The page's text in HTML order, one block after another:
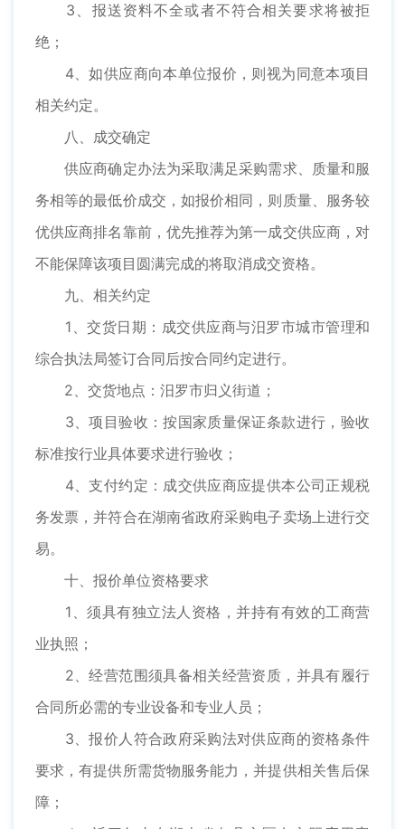
3、报送资料不全或者不符合相关要求将被拒
绝；
4、如供应商向本单位报价，则视为同意本项目
相关约定。
八、成交确定
供应商确定办法为采取满足采购需求、质量和服
务相等的最低价成交，如报价相同，则质量、服务较
优供应商排名靠前，优先推荐为第一成交供应商，对
不能保障该项目圆满完成的将取消成交资格。
九、相关约定
1、交货日期：成交供应商与汨罗市城市管理和
综合执法局签订合同后按合同约定进行。
2、交货地点：汨罗市归义街道；
3、项目验收：按国家质量保证条款进行，验收
标准按行业具体要求进行验收；
4、支付约定：成交供应商应提供本公司正规税
务发票，并符合在湖南省政府采购电子卖场上进行交
易。
十、报价单位资格要求
1、须具有独立法人资格，并持有有效的工商营
业执照；
2、经营范围须具备相关经营资质，并具有履行
合同所必需的专业设备和专业人员；
3、报价人符合政府采购法对供应商的资格条件
要求，有提供所需货物服务能力，并提供相关售后保
障；